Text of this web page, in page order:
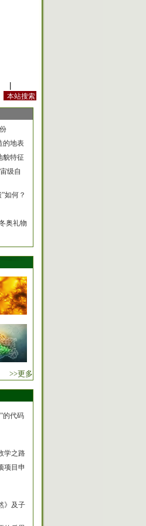
的地表
貌特征
级自
如何？
奥礼物
>>更多
的代码
学之路
项目申
》及子